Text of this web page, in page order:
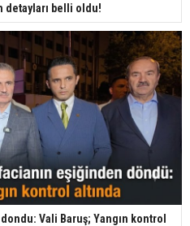
detayları belli oldu!
Vali Baruş; Yangın kontrol